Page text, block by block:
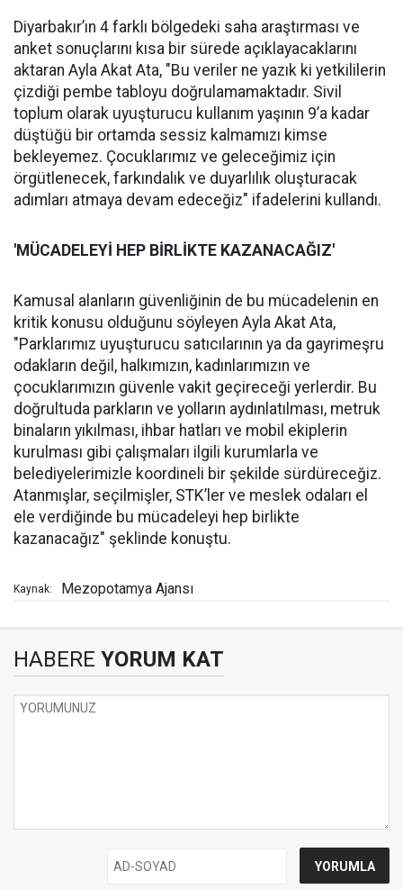
Diyarbakır’ın 4 farklı bölgedeki saha araştırması ve
anket sonuçlarını kısa bir sürede açıklayacaklarını
aktaran Ayla Akat Ata, "Bu veriler ne yazık ki yetkililerin
çizdiği pembe tabloyu doğrulamamaktadır. Sivil
toplum olarak uyuşturucu kullanım yaşının 9’a kadar
düştüğü bir ortamda sessiz kalmamızı kimse
bekleyemez. Çocuklarımız ve geleceğimiz için
örgütlenecek, farkındalık ve duyarlılık oluşturacak
adımları atmaya devam edeceğiz" ifadelerini kullandı.
'MÜCADELEYİ HEP BİRLİKTE KAZANACAĞIZ'
Kamusal alanların güvenliğinin de bu mücadelenin en
kritik konusu olduğunu söyleyen Ayla Akat Ata,
"Parklarımız uyuşturucu satıcılarının ya da gayrimeşru
odakların değil, halkımızın, kadınlarımızın ve
çocuklarımızın güvenle vakit geçireceği yerlerdir. Bu
doğrultuda parkların ve yolların aydınlatılması, metruk
binaların yıkılması, ihbar hatları ve mobil ekiplerin
kurulması gibi çalışmaları ilgili kurumlarla ve
belediyelerimizle koordineli bir şekilde sürdüreceğiz.
Atanmışlar, seçilmişler, STK’ler ve meslek odaları el
ele verdiğinde bu mücadeleyi hep birlikte
kazanacağız" şeklinde konuştu.
Kaynak: Mezopotamya Ajansı
HABERE YORUM KAT